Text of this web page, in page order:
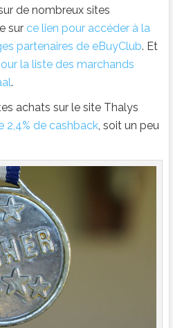
de nombreux sites
sur ce lien pour accéder à la
partenaires de eBuyClub. Et
la liste des marchands
.
achats sur le site Thalys
2,4% de cashback, soit un peu